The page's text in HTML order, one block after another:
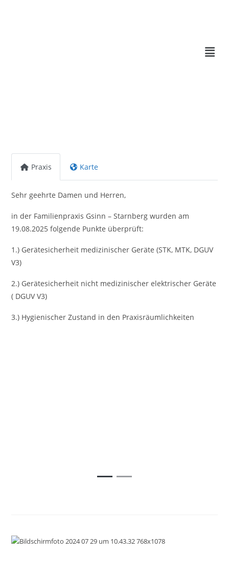
Praxis Karte
Sehr geehrte Damen und Herren,
in der Familienpraxis Gsinn – Starnberg wurden am
19.08.2025 folgende Punkte überprüft:
1.) Gerätesicherheit medizinischer Geräte (STK, MTK, DGUV
V3)
2.) Gerätesicherheit nicht medizinischer elektrischer Geräte
( DGUV V3)
3.) Hygienischer Zustand in den Praxisräumlichkeiten